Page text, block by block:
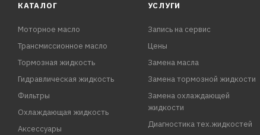
КАТАЛОГ
Моторное масло
Трансмиссионное масло
Тормозная жидкость
Гидравлическая жидкость
Фильтры
Охлаждающая жидкость
Аксессуары
УСЛУГИ
Запись на сервис
Цены
Замена масла
Замена тормозной жидкости
Замена охлаждающей
жидкости
Диагностика тех.жидкостей